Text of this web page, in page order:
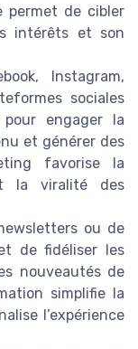
permet de cibler
intérêts et son
Instagram,
sociales
pour engager la
et générer des
favorise la
la viralité des
ou de
de fidéliser les
nouveautés de
simplifie la
l’expérience